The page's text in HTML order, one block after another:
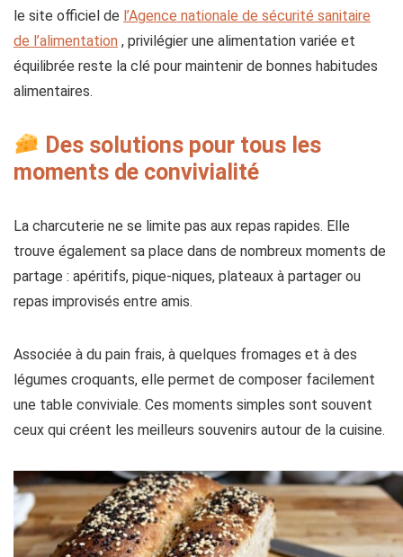
le site officiel de l’Agence nationale de sécurité sanitaire
de l’alimentation , privilégier une alimentation variée et
équilibrée reste la clé pour maintenir de bonnes habitudes
alimentaires.
Des solutions pour tous les
moments de convivialité
La charcuterie ne se limite pas aux repas rapides. Elle
trouve également sa place dans de nombreux moments de
partage : apéritifs, pique-niques, plateaux à partager ou
repas improvisés entre amis.
Associée à du pain frais, à quelques fromages et à des
légumes croquants, elle permet de composer facilement
une table conviviale. Ces moments simples sont souvent
ceux qui créent les meilleurs souvenirs autour de la cuisine.